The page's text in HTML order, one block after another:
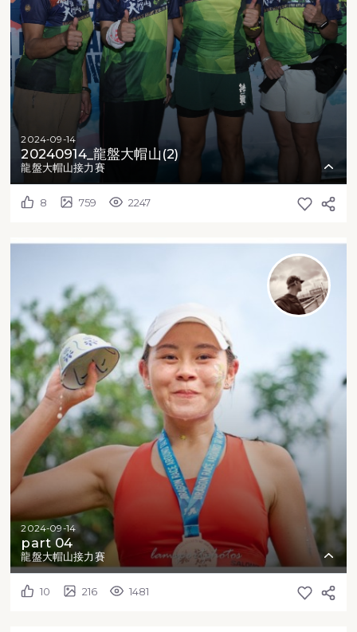
2024-09-14
20240914_龍盤大帽山(2)
龍盤大帽山接力賽
8 759 2247
2024-09-14
part 04
龍盤大帽山接力賽
10 216 1481